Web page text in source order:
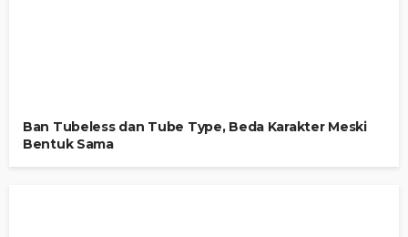
Ban Tubeless dan Tube Type, Beda Karakter Meski
Bentuk Sama